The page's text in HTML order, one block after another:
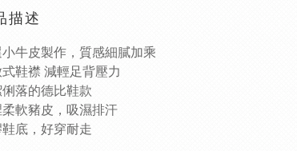
描述
小牛皮製作，質感細膩加乘
式鞋襟 減輕足背壓力
落的德比鞋款
柔軟豬皮，吸濕排汗
底， 好穿耐走